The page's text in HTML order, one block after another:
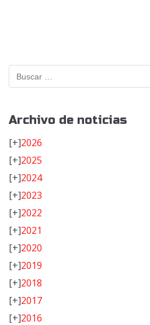
Archivo de noticias
[+]2026
[+]2025
[+]2024
[+]2023
[+]2022
[+]2021
[+]2020
[+]2019
[+]2018
[+]2017
[+]2016